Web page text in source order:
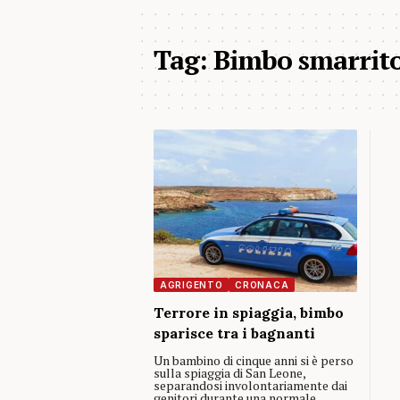
Tag:Bimbo
AGRIGENTO CRONACA
Terrore in spiaggia, bimbo
sparisce tra i bagnanti
Un bambino di cinque anni si è perso
sulla spiaggia di San Leone,
separandosi involontariamente dai